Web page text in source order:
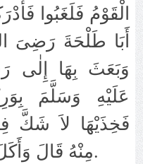
الْقَوْمُ فَلَغَبُوا
أَبَا طَلْحَةَ رَضِىَ
وَبَعَثَ بِهَا إِلٰى
عَلَيْهِ وَسَلَّمَ
فَخِذَيْهَا لاَ شَكَّ
مِنْهُ قَالَ وَأَكَلَ مِنْهُ‏.‏ ثُمَّ قَالَ بَعْدُ قَبِلَهٗ.